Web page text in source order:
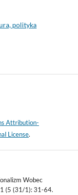
polityka
Attribution-
License.
Wobec
(5 (31/1): 31-64.